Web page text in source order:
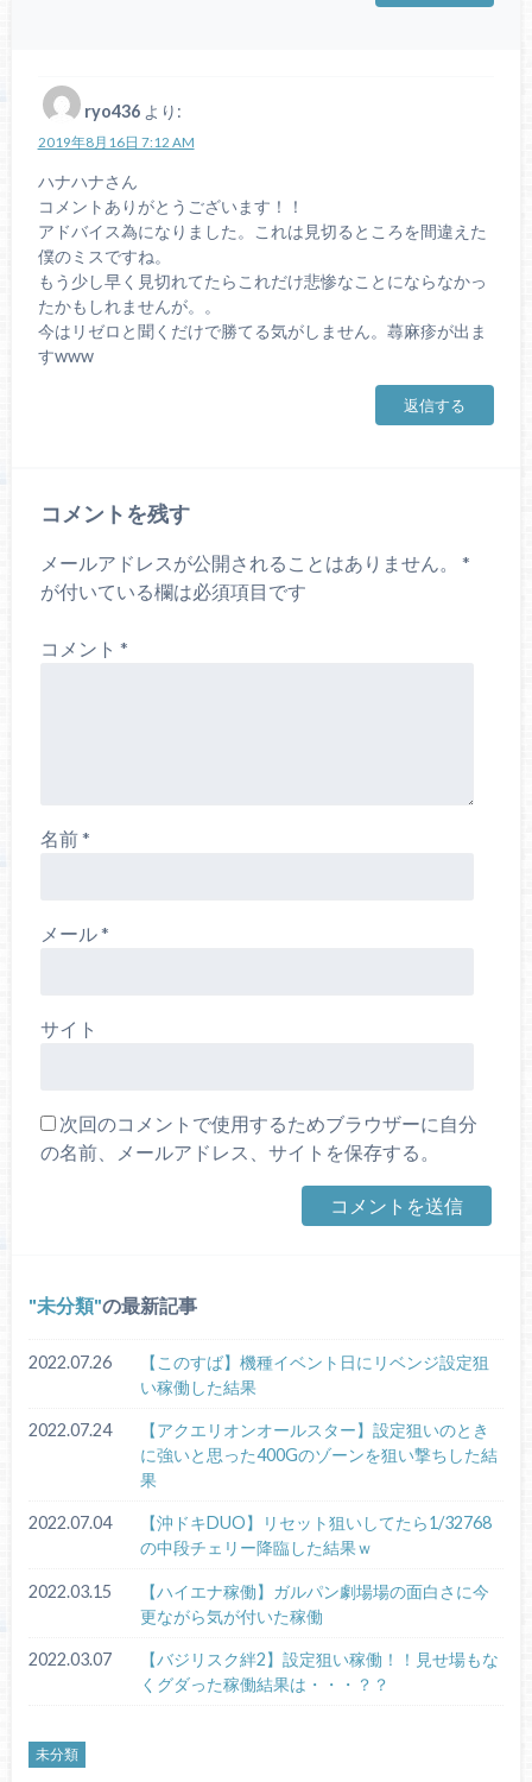
ryo436 より:
2019年8月16日 7:12 AM
ハナハナさん
コメントありがとうございます！！
アドバイス為になりました。これは見切るところを間違えた
僕のミスですね。
もう少し早く見切れてたらこれだけ悲惨なことにならなかっ
たかもしれませんが。。
今はリゼロと聞くだけで勝てる気がしません。蕁麻疹が出ま
すwww
返信する
コメントを残す
メールアドレスが公開されることはありません。
*
が付いている欄は必須項目です
コメント *
名前*
メール*
サイト
次回のコメントで使用するためブラウザーに自分
の名前、メールアドレス、サイトを保存する。
未分類 の最新記事
2022.07.26
【このすば】機種イベント日にリベンジ設定狙
い稼働した結果
2022.07.24
【アクエリオンオールスター】設定狙いのとき
に強いと思った400Gのゾーンを狙い撃ちした結
果
2022.07.04
【沖ドキDUO】リセット狙いしてたら1/32768
の中段チェリー降臨した結果ｗ
2022.03.15
【ハイエナ稼働】ガルパン劇場場の面白さに今
更ながら気が付いた稼働
2022.03.07
【バジリスク絆2】設定狙い稼働！！見せ場もな
くグダった稼働結果は・・・？？
未分類